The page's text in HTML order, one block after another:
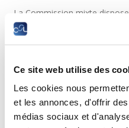
Ce site web utilise des
Les cookies nous
et les annonces, d'offrir
médias sociaux et
La Commission mixte
du médecin du travail, alors
dès le jour de sa saisine.
Suis-je protégé
Pour les salariés ayant un
pas autorisé à leur notifier la